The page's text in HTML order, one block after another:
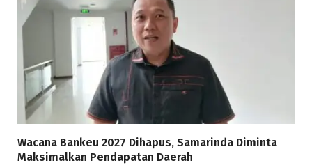
Wacana Bankeu 2027 Dihapus, Samarinda Diminta
Maksimalkan Pendapatan Daerah